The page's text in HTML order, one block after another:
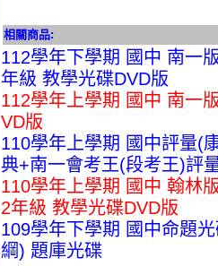
相關商品:
112學年下學期 國中 南一
年級 教學光碟DVD版
112學年上學期 國中 南一
VD版
110學年上學期 國中評量(
典+南一會考王(段考王)評
110學年上學期 國中 翰林
2年級 教學光碟DVD版
109學年下學期 國中命題
綱) 題庫光碟